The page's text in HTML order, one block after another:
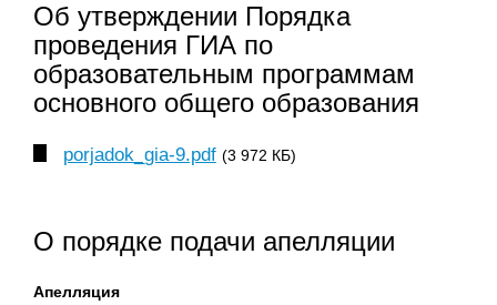
Об утверждении Порядка
проведения ГИА по
образовательным программам
основного общего образования
porjadok_gia-9.pdf (3 972 КБ)
О порядке подачи апелляции
Апелляция